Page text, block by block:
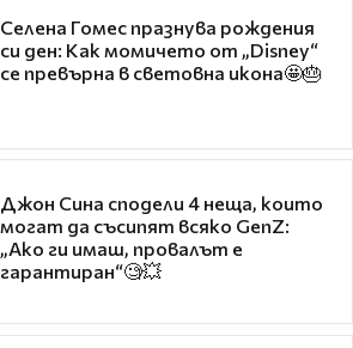
Селена Гомес празнува рождения
си ден: Как момичето от „Disney“
се превърна в световна икона🤩🎂
Джон Сина сподели 4 неща, които
могат да съсипят всяко GenZ:
„Ако ги имаш, провалът е
гарантиран“🧐💥